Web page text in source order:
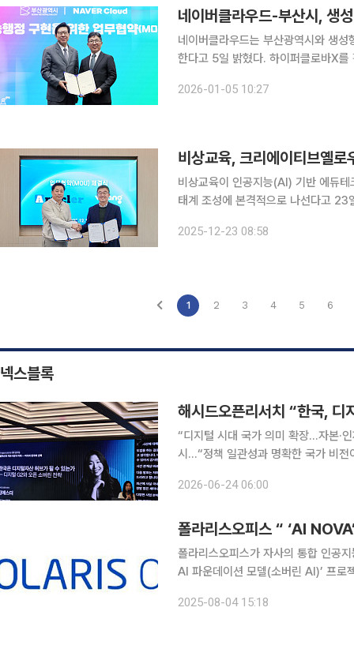
네이버클라우드는 부산광역시와 생
한다고 5일 밝혔다. 하이퍼클로바X
2026-01-05 10:27
비상교육, 크리에이티브옐
비상교육이 인공지능(AI) 기반 에듀
태계 조성에 본격적으로 나선다고 23일 밝혔다. 비상교육은 에듀테크 콘텐츠
CL(AllviA Connect Learning)’을
2025-12-23 08:58
1 2 3 4 5 6
넥스블록
해시드오픈리서치 “한국, 디
“디지털 시대 국가 의미 확장…자본·
시…“정책 일관성과 명확한 국가 비전
허브로 도약하기 위해서는 국가 전략
2026-06-24 06:00
폴라리스오피스가 자사의 통합 인공
AI 파운데이션 모델(소버린 AI)’ 프
2025-08-04 15:18